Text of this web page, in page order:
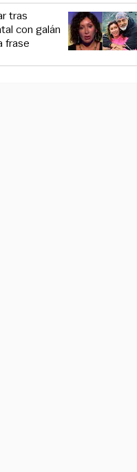
tras
con galán
frase